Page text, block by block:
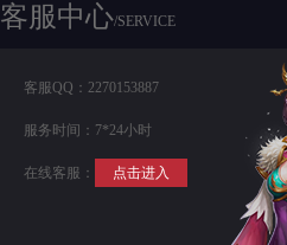
客服中心/SERVICE
客服QQ：2270153887
服务时间：7*24小时
在线客服： 点击进入